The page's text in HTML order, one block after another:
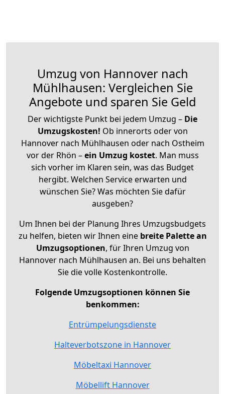
Umzug von Hannover nach
Mühlhausen: Vergleichen Sie
Angebote und sparen Sie Geld
Der wichtigste Punkt bei jedem Umzug – Die
Umzugskosten! Ob innerorts oder von
Hannover nach Mühlhausen oder nach Ostheim
vor der Rhön –ein Umzug kostet. Man muss
sich vorher im Klaren sein, was das Budget
hergibt. Welchen Service erwarten und
wünschen Sie? Was möchten Sie dafür
ausgeben?
Um Ihnen bei der Planung Ihres Umzugsbudgets
zu helfen, bieten wir Ihnen eine breite Palette an
Umzugsoptionen, für Ihren Umzug von
Hannover nach Mühlhausen an. Bei uns behalten
Sie die volle Kostenkontrolle.
Folgende Umzugsoptionen können Sie
benkommen:
Entrümpelungsdienste
Halteverbotszone in Hannover
Möbeltaxi Hannover
Möbellift Hannover